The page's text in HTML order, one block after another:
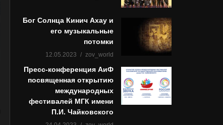
Бог Солнца Кинич Ахау и
его музыкальные
потомки
zov_world
12.05.2023
Пресс-конференция АиФ
посвященная открытию
международных
фестивалей МГК имени
П.И. Чайковского